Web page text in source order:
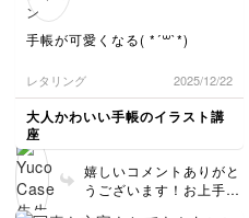
手帳が可愛くなる( *´꒳`*)
レタリング 2025/12/22
大人かわいい手帳のイラスト講
座
嬉しいコメントありがと
うございます！お上手で